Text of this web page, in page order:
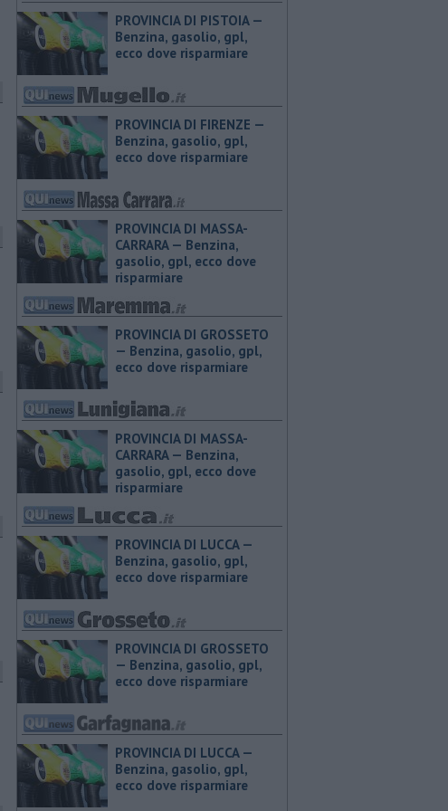
PROVINCIA DI PISTOIA — ​
Benzina, gasolio, gpl,
ecco dove risparmiare
PROVINCIA DI FIRENZE — ​
Benzina, gasolio, gpl,
ecco dove risparmiare
PROVINCIA DI MASSA-
CARRARA — ​Benzina,
gasolio, gpl, ecco dove
risparmiare
PROVINCIA DI GROSSETO
— ​Benzina, gasolio, gpl,
ecco dove risparmiare
PROVINCIA DI MASSA-
CARRARA — ​Benzina,
gasolio, gpl, ecco dove
risparmiare
PROVINCIA DI LUCCA — ​
Benzina, gasolio, gpl,
ecco dove risparmiare
PROVINCIA DI GROSSETO
— ​Benzina, gasolio, gpl,
ecco dove risparmiare
PROVINCIA DI LUCCA — ​
Benzina, gasolio, gpl,
ecco dove risparmiare